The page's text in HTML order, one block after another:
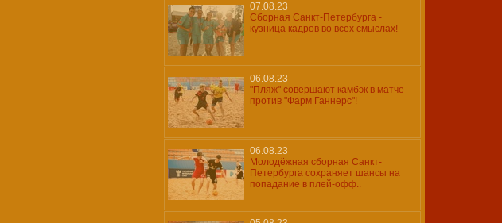
07.08.23
Сборная Санкт-Петербурга -
кузница кадров во всех смыслах!
06.08.23
"Пляж" совершают камбэк в матче
против "Фарм Ганнерс"!
06.08.23
Молодёжная сборная Санкт-
Петербурга сохраняет шансы на
попадание в плей-офф..